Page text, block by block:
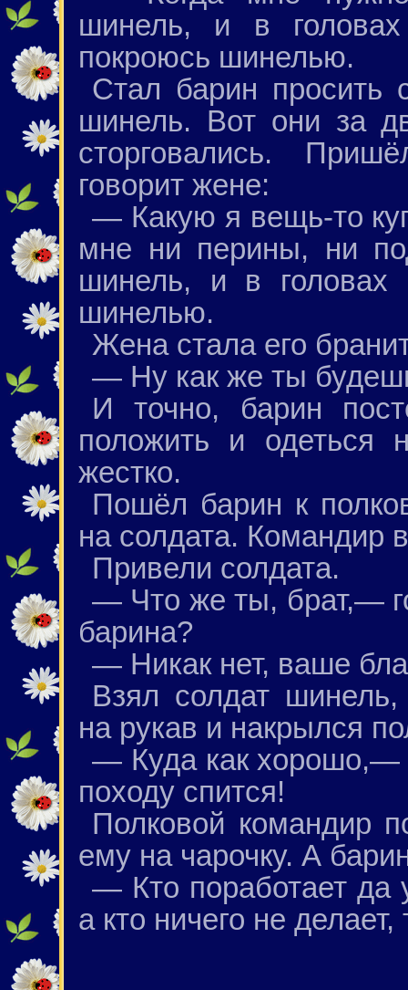
шинель, и в
покроюсь шинелью.
Стал барин просить
шинель. Вот они за
сторговались.
говорит жене:
— Какую я вещь-то
мне ни перины, ни
шинель, и в головах
шинелью.
Жена стала его
— Ну как же ты
И точно, барин
положить и одеться
жестко.
Пошёл барин к
на солдата. Командир
Привели солдата.
— Что же ты, брат,—
барина?
— Никак нет, ваше
Взял солдат шинель,
на рукав и накрылся
— Куда как хорошо,—
походу спится!
Полковой командир
ему на чарочку. А
— Кто поработает да
а кто ничего не